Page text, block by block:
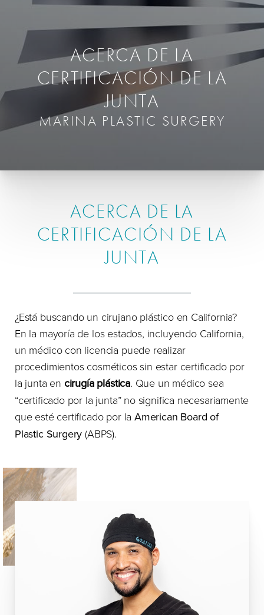
ACERCA DE LA
CERTIFICACIÓN DE LA
JUNTA
MARINA PLASTIC SURGERY
ACERCA DE LA
CERTIFICACIÓN DE LA
JUNTA
¿Está buscando un cirujano plástico en California?
En la mayoría de los estados, incluyendo California,
un médico con licencia puede realizar
procedimientos cosméticos sin estar certificado por
la junta en cirugía plástica. Que un médico sea
“certificado por la junta” no significa necesariamente
que esté certificado por la American Board of
Plastic Surgery (ABPS).